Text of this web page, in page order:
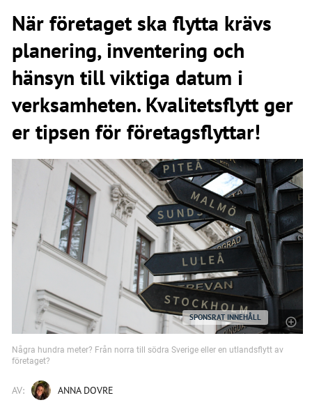
När företaget ska flytta krävs
planering, inventering och
hänsyn till viktiga datum i
verksamheten. Kvalitetsflytt ger
er tipsen för företagsflyttar!
SPONSRAT INNEHÅLL
Några hundra meter? Från norra till södra Sverige eller en utlandsflytt av
företaget?
AV: ANNA DOVRE